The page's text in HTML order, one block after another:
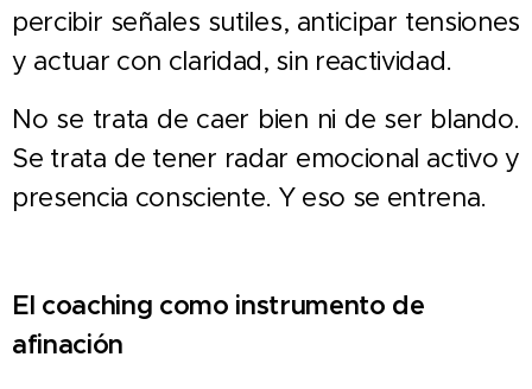
percibir señales sutiles, anticipar tensiones
y actuar con claridad, sin reactividad.
No se trata de caer bien ni de ser blando.
Se trata de tener radar emocional activo y
presencia consciente. Y eso se entrena.
El coaching como instrumento de
afinación